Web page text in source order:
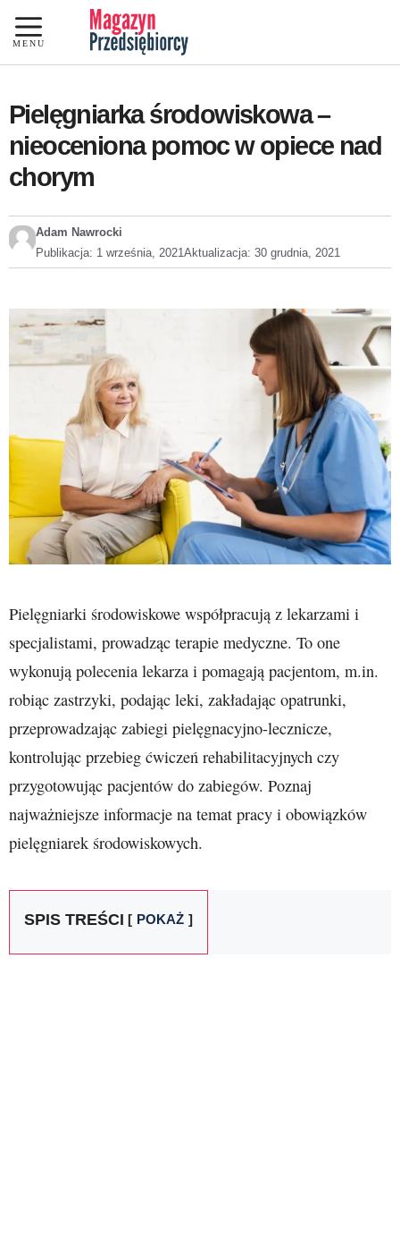
Przejdź
do
treści
MENU
Pielęgniarka środowiskowa –
nieoceniona pomoc w opiece nad
chorym
Adam Nawrocki
Publikacja: 1 września, 2021Aktualizacja: 30 grudnia, 2021
Pielęgniarki środowiskowe współpracują z lekarzami i
specjalistami, prowadząc terapie medyczne. To one
wykonują polecenia lekarza i pomagają pacjentom, m.in.
robiąc zastrzyki, podając leki, zakładając opatrunki,
przeprowadzając zabiegi pielęgnacyjno-lecznicze,
kontrolując przebieg ćwiczeń rehabilitacyjnych czy
przygotowując pacjentów do zabiegów. Poznaj
najważniejsze informacje na temat pracy i obowiązków
pielęgniarek środowiskowych.
SPIS TREŚCI POKAŻ